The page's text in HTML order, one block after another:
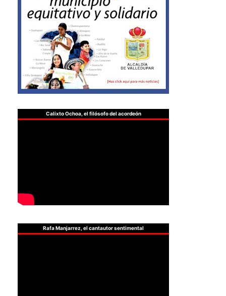
Calixto Ochoa, el filósofo del acordeón
Rafa Manjarrez, el cantautor sentimental